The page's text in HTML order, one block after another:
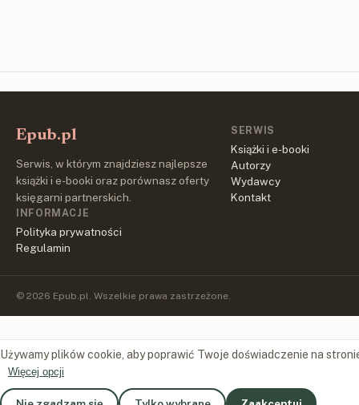
Epub.pl
Serwis, w którym znajdziesz najlepsze
książki i e-booki oraz porównasz oferty
księgarni partnerskich.
SERWIS
Książki i e-booki
Autorzy
Wydawcy
Kontakt
INFORMACJE
Polityka prywatności
Regulamin
© 2026 Epub.pl. Wszelkie prawa zastrzeżone.
Używamy plików cookie, aby poprawić Twoje doświadczenie na
Więcej opcji